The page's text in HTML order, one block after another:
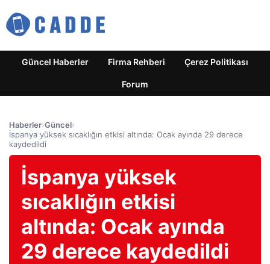
Güncel Haberler Firma Rehberi Çerez Politikası
Forum
Haberler›Güncel›
İspanya yüksek sıcaklığın etkisi altında: Ocak ayında 29 derece
kaydedildi
İspanya yüksek
sıcaklığın etkisi
altında: Ocak ayında
29 derece kaydedildi